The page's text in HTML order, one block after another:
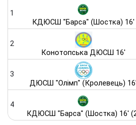
1
КДЮСШ "Барса" (Шостка) 16'
2
Конотопська ДЮСШ 16'
3
ДЮСШ "Олімп" (Кролевець) 16'
4
КДЮСШ "Барса" (Шостка) 16'